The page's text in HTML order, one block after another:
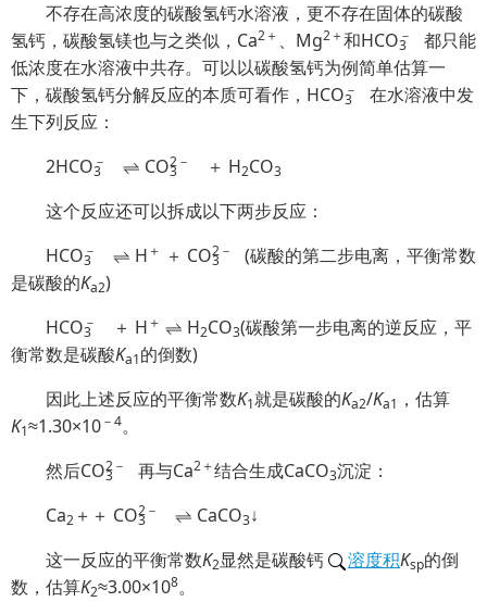
不存在高浓度的碳酸氢钙水溶液，更不存在固体的碳酸
氢钙，碳酸氢镁也与之类似，Ca2＋ 、Mg2＋和HCO3
－
都只能
低浓度在水溶液中共存。可以以碳酸氢钙为例简单估算一
下，碳酸氢钙分解反应的本质可看作，HCO3
－
在水溶液中发
生下列反应：
2HCO3
－ ⇌ CO3
2－ ＋ H2CO3
这个反应还可以拆成以下两步反应：
HCO3
－ ⇌ H ＋ ＋ CO3
2－
(碳酸的第二步电离，平衡常数
是碳酸的Ka2)
HCO3
－ ＋ H ＋ ⇌ H2CO3(碳酸第一步电离的逆反应，平
衡常数是碳酸Ka1的倒数)
因此上述反应的平衡常数K1就是碳酸的Ka2/Ka1 ，估算
K1≈1.30×10－4。
然后CO3
2－ 再与Ca2＋结合生成CaCO3沉淀：
Ca2 ＋＋ CO3
2－ ⇌ CaCO3↓
这一反应的平衡常数K2显然是碳酸钙 溶度积Ksp的倒
数，估算K2≈3.00×108。